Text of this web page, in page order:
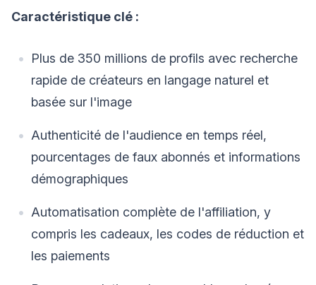
Caractéristique clé :
Plus de 350 millions de profils avec recherche
rapide de créateurs en langage naturel et
basée sur l'image
Authenticité de l'audience en temps réel,
pourcentages de faux abonnés et informations
démographiques
Automatisation complète de l'affiliation, y
compris les cadeaux, les codes de réduction et
les paiements